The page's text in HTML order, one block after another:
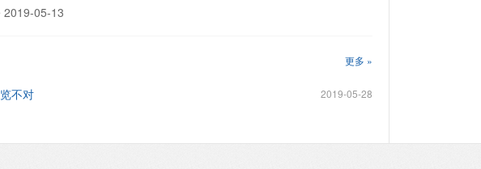
05-13
更多 »
2019-05-28
不对